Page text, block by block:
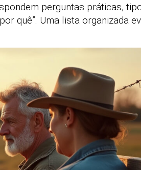
perguntas práticas,
quê”. Uma lista organizada